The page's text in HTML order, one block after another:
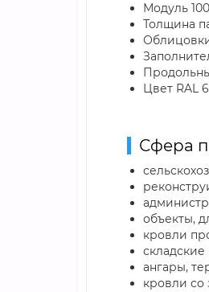
Модуль
Толщина
Цвет RAL
Сфера
объекты,
кровли
ангары,
кровли со